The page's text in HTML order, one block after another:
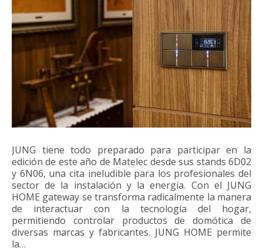
JUNG tiene todo preparado para participar en la
edición de este año de Matelec desde sus stands 6D02
y 6N06, una cita ineludible para los profesionales del
sector de la instalación y la energía. Con el JUNG
HOME gateway se transforma radicalmente la manera
de interactuar con la tecnología del hogar,
permitiendo controlar productos de domótica de
diversas marcas y fabricantes. JUNG HOME permite
la…